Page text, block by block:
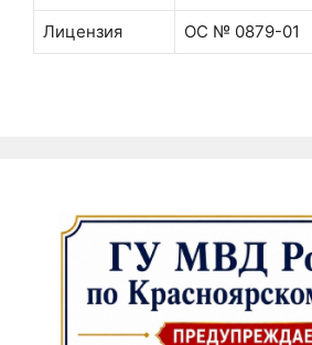
Лицензия ОС № 0879-01